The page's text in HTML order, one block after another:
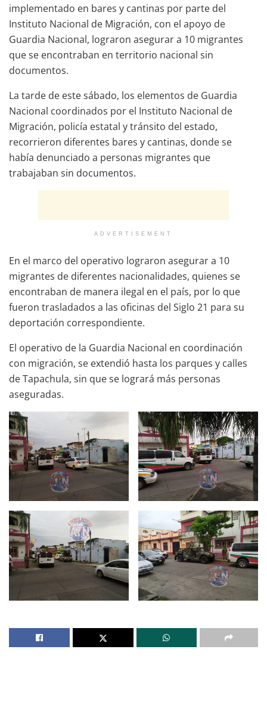
implementado en bares y cantinas por parte del
Instituto Nacional de Migración, con el apoyo de
Guardia Nacional, lograron asegurar a 10 migrantes
que se encontraban en territorio nacional sin
documentos.
La tarde de este sábado, los elementos de Guardia
Nacional coordinados por el Instituto Nacional de
Migración, policía estatal y tránsito del estado,
recorrieron diferentes bares y cantinas, donde se
había denunciado a personas migrantes que
trabajaban sin documentos.
ADVERTISEMENT
En el marco del operativo lograron asegurar a 10
migrantes de diferentes nacionalidades, quienes se
encontraban de manera ilegal en el país, por lo que
fueron trasladados a las oficinas del Siglo 21 para su
deportación correspondiente.
El operativo de la Guardia Nacional en coordinación
con migración, se extendió hasta los parques y calles
de Tapachula, sin que se logrará más personas
aseguradas.